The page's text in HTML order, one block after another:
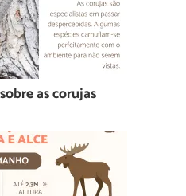
as corujas